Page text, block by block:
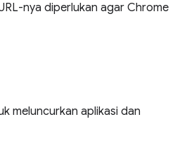
nya diperlukan agar Chrome
meluncurkan aplikasi dan